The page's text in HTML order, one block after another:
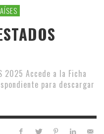
2025 Accede a la Ficha
para descargar